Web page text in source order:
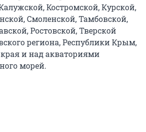
Костромской, Курской,
Смоленской, Тамбовской,
Ростовской, Тверской
региона, Республики Крым,
и над акваториями
морей.